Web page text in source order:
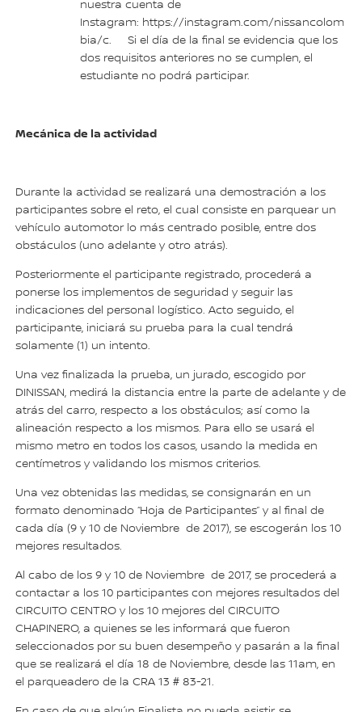
nuestra cuenta de
Instagram: https://instagram.com/nissancolom
bia/c. Si el día de la final se evidencia que los
dos requisitos anteriores no se cumplen, el
estudiante no podrá participar.
Mecánica de la actividad
Durante la actividad se realizará una demostración a los
participantes sobre el reto, el cual consiste en parquear un
vehículo automotor lo más centrado posible, entre dos
obstáculos (uno adelante y otro atrás).
Posteriormente el participante registrado, procederá a
ponerse los implementos de seguridad y seguir las
indicaciones del personal logístico. Acto seguido, el
participante, iniciará su prueba para la cual tendrá
solamente (1) un intento.
Una vez finalizada la prueba, un jurado, escogido por
DINISSAN, medirá la distancia entre la parte de adelante y de
atrás del carro, respecto a los obstáculos; así como la
alineación respecto a los mismos. Para ello se usará el
mismo metro en todos los casos, usando la medida en
centímetros y validando los mismos criterios.
Una vez obtenidas las medidas, se consignarán en un
formato denominado “Hoja de Participantes” y al final de
cada día (9 y 10 de Noviembre de 2017), se escogerán los 10
mejores resultados.
Al cabo de los 9 y 10 de Noviembre de 2017, se procederá a
contactar a los 10 participantes con mejores resultados del
CIRCUITO CENTRO y los 10 mejores del CIRCUITO
CHAPINERO, a quienes se les informará que fueron
seleccionados por su buen desempeño y pasarán a la final
que se realizará el día 18 de Noviembre, desde las 11am, en
el parqueadero de la CRA 13 # 83-21.